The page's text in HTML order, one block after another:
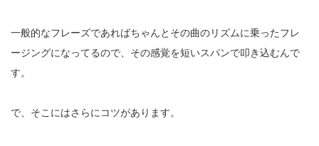
一般的なフレーズであればちゃんとその曲のリズムに乗ったフレ
ージングになってるので、その感覚を短いスパンで叩き込むんで
す。
で、そこにはさらにコツがあります。